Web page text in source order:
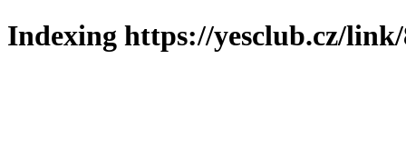
Indexing https://yesclub.cz/link/